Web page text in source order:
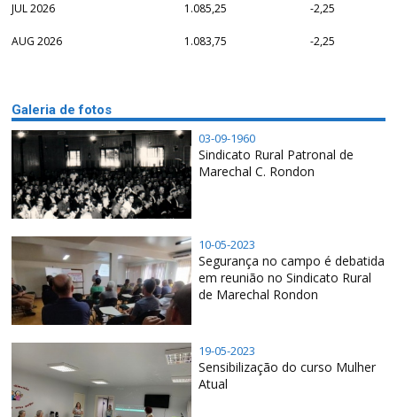
JUL 2026 1.085,25 -2,25
AUG 2026 1.083,75 -2,25
Galeria de fotos
03-09-1960
Sindicato Rural Patronal de
Marechal C. Rondon
10-05-2023
Segurança no campo é debatida
em reunião no Sindicato Rural
de Marechal Rondon
19-05-2023
Sensibilização do curso Mulher
Atual